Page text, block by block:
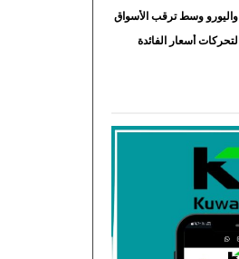
واليورو وسط ترقب الأسواق
لتحركات أسعار الفائدة